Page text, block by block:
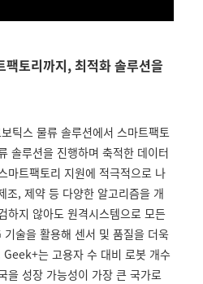
토리까지, 최적화 솔루션을
틱스 물류 솔루션에서 스마트팩토
솔루션을 진행하며 축적한 데이터
마트팩토리 지원에 적극적으로 나
조, 제약 등 다양한 알고리즘을 개
하지 않아도 원격시스템으로 모든
술을 활용해 센서 및 품질을 더욱
는 고용자 수 대비 로봇 개수
을 성장 가능성이 가장 큰 국가로